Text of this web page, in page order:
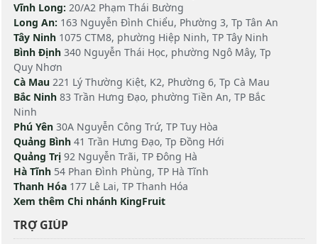
Vĩnh Long: 20/A2 Phạm Thái Bường
Long An: 163 Nguyễn Đình Chiểu, Phường 3, Tp Tân An
Tây Ninh 1075 CTM8, phường Hiệp Ninh, TP Tây Ninh
Bình Định 340 Nguyễn Thái Học, phường Ngô Mây, Tp
Quy Nhơn
Cà Mau 221 Lý Thường Kiệt, K2, Phường 6, Tp Cà Mau
Bắc Ninh 83 Trần Hưng Đạo, phường Tiền An, TP Bắc
Ninh
Phú Yên 30A Nguyễn Công Trứ, TP Tuy Hòa
Quảng Bình 41 Trần Hưng Đạo, Tp Đồng Hới
Quảng Trị 92 Nguyễn Trãi, TP Đông Hà
Hà Tĩnh 54 Phan Đình Phùng, TP Hà Tĩnh
Thanh Hóa 177 Lê Lai, TP Thanh Hóa
Xem thêm Chi nhánh KingFruit
TRỢ GIÚP